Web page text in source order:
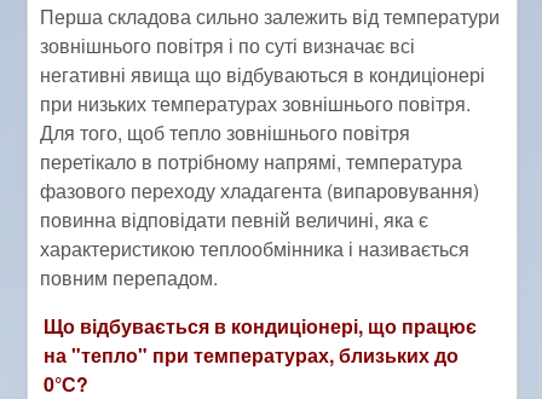
Перша складова сильно залежить від температури
зовнішнього повітря і по суті визначає всі
негативні явища що відбуваються в кондиціонері
при низьких температурах зовнішнього повітря.
Для того, щоб тепло зовнішнього повітря
перетікало в потрібному напрямі, температура
фазового переходу хладагента (випаровування)
повинна відповідати певній величині, яка є
характеристикою теплообмінника і називається
повним перепадом.
Що відбувається в кондиціонері, що працює
на "тепло" при температурах, близьких до
0°С?